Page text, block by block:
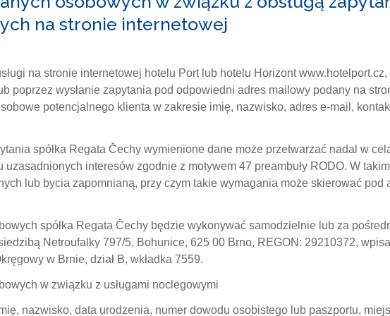
na stronie internetowej
na stronie internetowej hotelu Port lub hotelu Horizont
poprzez wysłanie zapytania pod odpowiedni adres mailowy podany na
potencjalnego klienta w zakresie imię, nazwisko, adres e-mail,
spółka Regata Čechy wymienione dane może przetwarzać nadal w
uzasadnionych interesów zgodnie z motywem 47 preambuły RODO. W
lub bycia zapomnianą, przy czym takie wymagania może skierować pod
spółka Regata Čechy będzie wykonywać samodzielnie lub za
Netroufalky 797/5, Bohunice, 625 00 Brno, REGON: 29210372,
w Brnie, dział B, wkładka 7559.
w związku z usługami noclegowymi
nazwisko, data urodzenia, numer dowodu osobistego lub paszportu,